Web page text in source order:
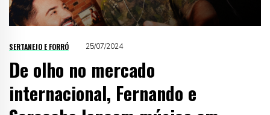
SERTANEJO E FORRÓ 25/07/2024
De olho no mercado
internacional, Fernando e